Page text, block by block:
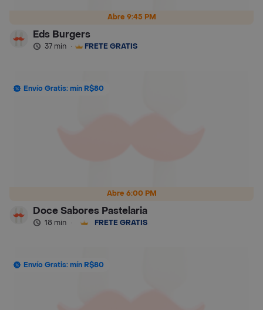
Abre 9:45 PM
Eds Burgers
37 min · FRETE GRÁTIS
Abre 6:00 PM
Envío Gratis: mín R$80
Doce Sabores Pastelaria
18 min · FRETE GRÁTIS
Envío Gratis: mín R$80